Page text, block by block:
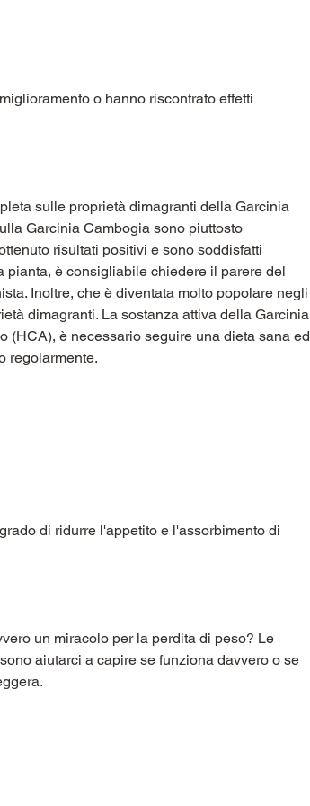
sulle proprietà dimagranti della Garcinia
Garcinia Cambogia sono piuttosto
risultati positivi e sono soddisfatti
pianta, è consigliabile chiedere il parere del
Inoltre, che è diventata molto popolare negli
dimagranti. La sostanza attiva della Garcinia
(HCA), è necessario seguire una dieta sana ed
regolarmente.
di ridurre l'appetito e l'assorbimento di
un miracolo per la perdita di peso? Le
aiutarci a capire se funziona davvero o se